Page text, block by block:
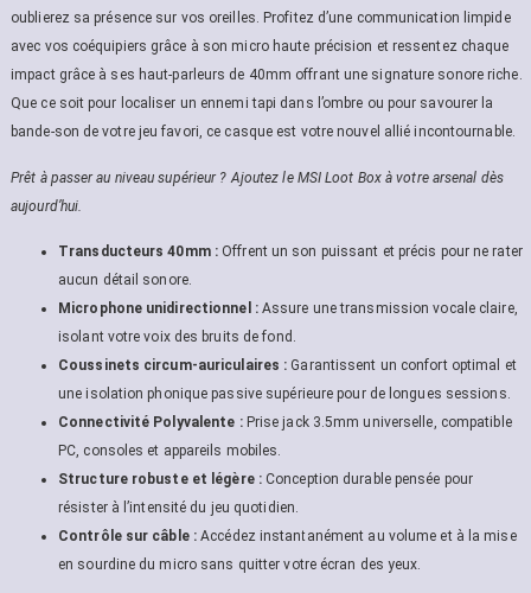
oublierez sa présence sur vos oreilles. Profitez d’une communication limpide
avec vos coéquipiers grâce à son micro haute précision et ressentez chaque
impact grâce à ses haut-parleurs de 40mm offrant une signature sonore riche.
Que ce soit pour localiser un ennemi tapi dans l’ombre ou pour savourer la
bande-son de votre jeu favori, ce casque est votre nouvel allié incontournable.
Prêt à passer au niveau supérieur ? Ajoutez le MSI Loot Box à votre arsenal dès
aujourd’hui.
Transducteurs 40mm : Offrent un son puissant et précis pour ne rater
aucun détail sonore.
Microphone unidirectionnel :Assure une transmission vocale claire,
isolant votre voix des bruits de fond.
Coussinets circum-auriculaires : Garantissent un confort optimal et
une isolation phonique passive supérieure pour de longues sessions.
Connectivité Polyvalente :Prise jack 3.5mm universelle, compatible
PC, consoles et appareils mobiles.
Structure robuste et légère :Conception durable pensée pour
résister à l’intensité du jeu quotidien.
Contrôle sur câble : Accédez instantanément au volume et à la mise
en sourdine du micro sans quitter votre écran des yeux.